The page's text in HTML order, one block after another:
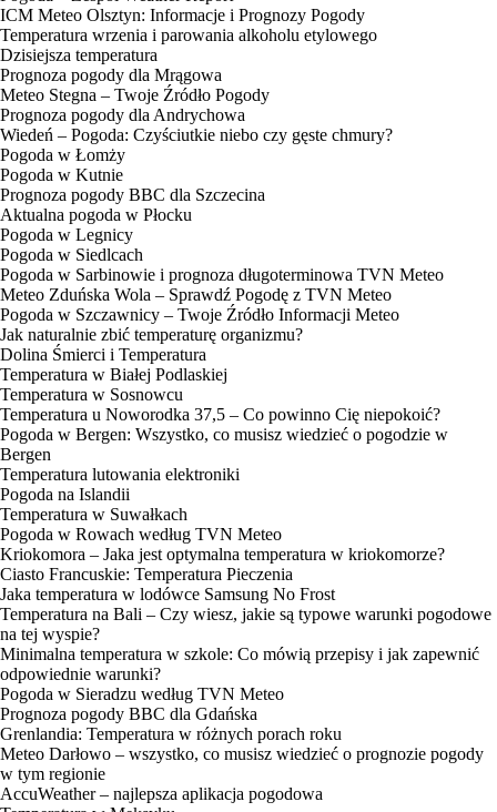
ICM Meteo Olsztyn: Informacje i Prognozy Pogody
Temperatura wrzenia i parowania alkoholu etylowego
Dzisiejsza temperatura
Prognoza pogody dla Mrągowa
Meteo Stegna – Twoje Źródło Pogody
Prognoza pogody dla Andrychowa
Wiedeń – Pogoda: Czyściutkie niebo czy gęste chmury?
Pogoda w Łomży
Pogoda w Kutnie
Prognoza pogody BBC dla Szczecina
Aktualna pogoda w Płocku
Pogoda w Legnicy
Pogoda w Siedlcach
Pogoda w Sarbinowie i prognoza długoterminowa TVN Meteo
Meteo Zduńska Wola – Sprawdź Pogodę z TVN Meteo
Pogoda w Szczawnicy – Twoje Źródło Informacji Meteo
Jak naturalnie zbić temperaturę organizmu?
Dolina Śmierci i Temperatura
Temperatura w Białej Podlaskiej
Temperatura w Sosnowcu
Temperatura u Noworodka 37,5 – Co powinno Cię niepokoić?
Pogoda w Bergen: Wszystko, co musisz wiedzieć o pogodzie w
Bergen
Temperatura lutowania elektroniki
Pogoda na Islandii
Temperatura w Suwałkach
Pogoda w Rowach według TVN Meteo
Kriokomora – Jaka jest optymalna temperatura w kriokomorze?
Ciasto Francuskie: Temperatura Pieczenia
Jaka temperatura w lodówce Samsung No Frost
Temperatura na Bali – Czy wiesz, jakie są typowe warunki pogodowe
na tej wyspie?
Minimalna temperatura w szkole: Co mówią przepisy i jak zapewnić
odpowiednie warunki?
Pogoda w Sieradzu według TVN Meteo
Prognoza pogody BBC dla Gdańska
Grenlandia: Temperatura w różnych porach roku
Meteo Darłowo – wszystko, co musisz wiedzieć o prognozie pogody
w tym regionie
AccuWeather – najlepsza aplikacja pogodowa